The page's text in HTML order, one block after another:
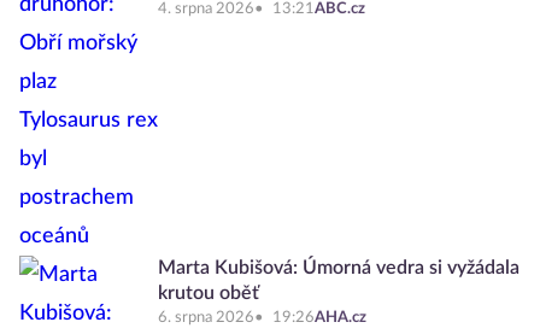
4. srpna 2026 13:21ABC.cz
Marta Kubišová: Úmorná vedra si vyžádala
krutou oběť
6. srpna 2026 19:26AHA.cz